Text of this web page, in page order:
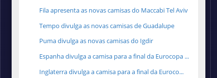
Fila apresenta as novas camisas do Maccabi Tel Aviv
Tempo divulga as novas camisas de Guadalupe
Puma divulga as novas camisas do Igdir
Espanha divulga a camisa para a final da Eurocopa ...
Inglaterra divulga a camisa para a final da Euroco...